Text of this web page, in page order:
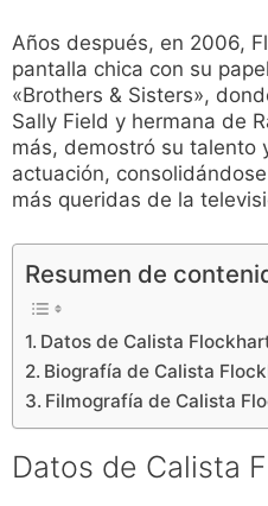
Años después, en 2006,
pantalla chica con su
«Brothers & Sisters»,
Sally Field y hermana de
más, demostró su talento
actuación,
más queridas de la
Resumen de
Datos de Calista
Biografía de Calista
Filmografía de Calista
Datos de Calista